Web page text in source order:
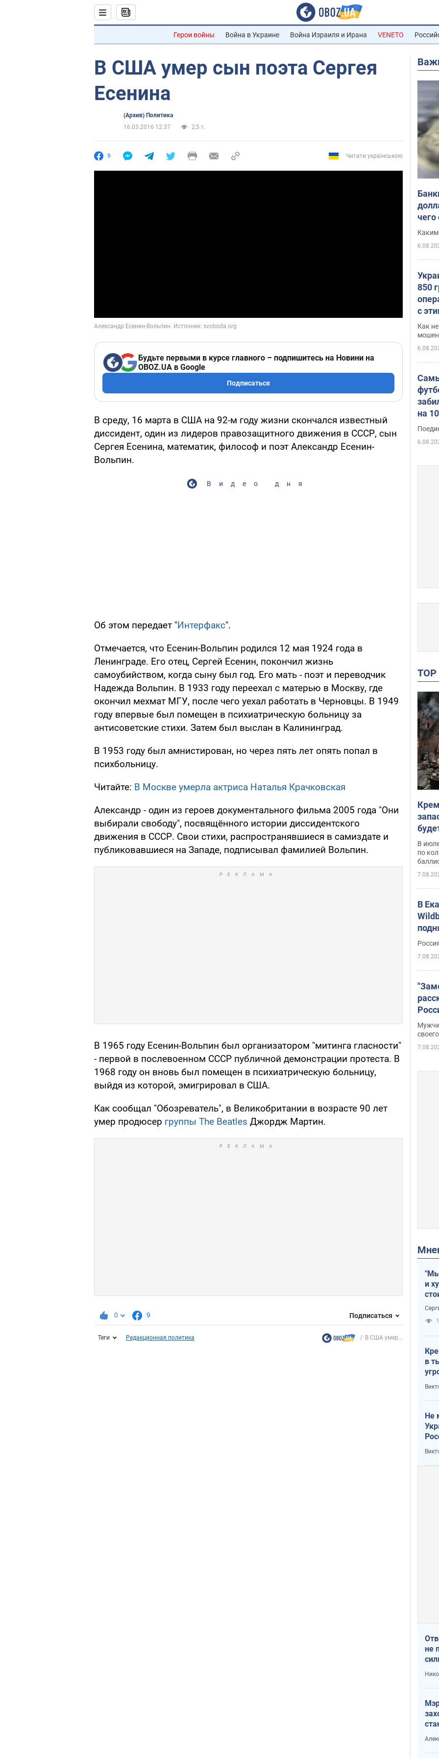
Герои войны Война в Украине Война Израиля и Ирана VENETO
В США умер сын поэта Сергея
Есенина
(Архив) Политика
16.03.2016 12:37
2,5 т.
9 Читати українською
Будьте первыми в курсе главного – подпишитесь на Новини на
OBOZ.UA в Google
Подписаться
В среду, 16 марта в США на 92-м году жизни скончался известный
диссидент, один из лидеров правозащитного движения в СССР, сын
Сергея Есенина, математик, философ и поэт Александр Есенин-
Вольпин.
Видео дня
Об этом передает "Интерфакс".
Отмечается, что Есенин-Вольпин родился 12 мая 1924 года в
Ленинграде. Его отец, Сергей Есенин, покончил жизнь
самоубийством, когда сыну был год. Его мать - поэт и переводчик
Надежда Вольпин. В 1933 году переехал с матерью в Москву, где
окончил мехмат МГУ, после чего уехал работать в Черновцы. В 1949
году впервые был помещен в психиатрическую больницу за
антисоветские стихи. Затем был выслан в Калининград.
В 1953 году был амнистирован, но через пять лет опять попал в
психбольницу.
Читайте: В Москве умерла актриса Наталья Крачковская
Александр - один из героев документального фильма 2005 года "Они
выбирали свободу", посвящённого истории диссидентского
движения в СССР. Свои стихи, распространявшиеся в самиздате и
публиковавшиеся на Западе, подписывал фамилией Вольпин.
В 1965 году Есенин-Вольпин был организатором "митинга гласности"
- первой в послевоенном СССР публичной демонстрации протеста. В
1968 году он вновь был помещен в психиатрическую больницу,
выйдя из которой, эмигрировал в США.
Как сообщал "Обозреватель", в Великобритании в возрасте 90 лет
умер продюсер группы The Beatles Джордж Мартин.
0 9 Подписаться
Теги Редакционная политика В США умер...
Каким
850
с
Как
на
В
по
В
Фото
и
в
Не
не
и